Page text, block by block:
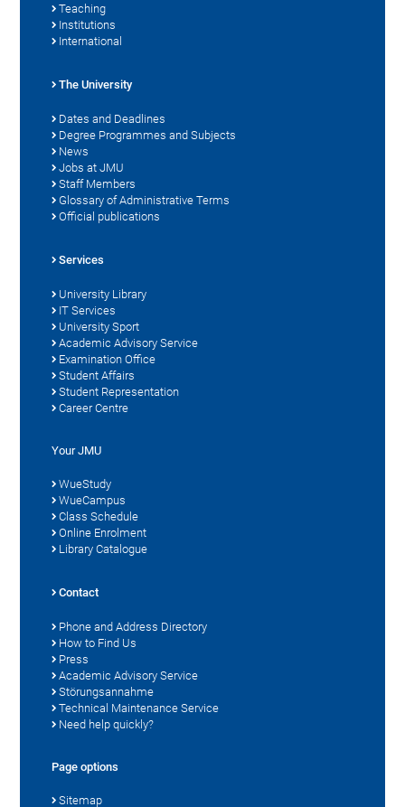
Teaching
Institutions
International
The University
Dates and Deadlines
Degree Programmes and Subjects
News
Jobs at JMU
Staff Members
Glossary of Administrative Terms
Official publications
Services
University Library
IT Services
University Sport
Academic Advisory Service
Examination Office
Student Affairs
Student Representation
Career Centre
Your JMU
WueStudy
WueCampus
Class Schedule
Online Enrolment
Library Catalogue
Contact
Phone and Address Directory
How to Find Us
Press
Academic Advisory Service
Störungsannahme
Technical Maintenance Service
Need help quickly?
Page options
Sitemap